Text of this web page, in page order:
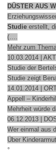
DÜSTER AUS
Studie erstellt,
(….
Mehr zum
10.03.2014 |
Studie der
Studie zeigt
14.01.2014 |
Appell –
Mehrheit würde
06.12.2013 |
Wer einmal aus
Über
°